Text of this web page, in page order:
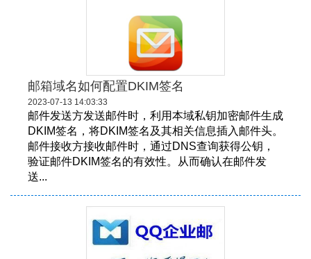
邮箱域名如何配置DKIM签名
2023-07-13 14:03:33
邮件发送方发送邮件时，利用本域私钥加密邮件生成
DKIM签名，将DKIM签名及其相关信息插入邮件头。
邮件接收方接收邮件时，通过DNS查询获得公钥，
验证邮件DKIM签名的有效性。从而确认在邮件发
送...